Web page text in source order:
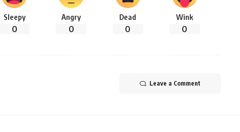
Sleepy
0
Angry
0
Dead
0
Wink
0
Leave a Comment